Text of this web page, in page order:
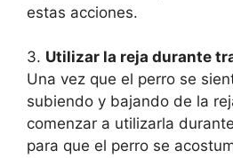
estas acciones.
3. Utilizar la reja durante
Una vez que el perro se
subiendo y bajando de la
comenzar a utilizarla
para que el perro se